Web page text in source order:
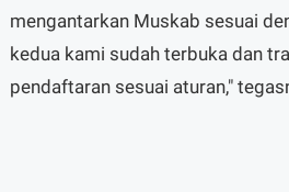
mengantarkan Muskab sesuai
kedua kami sudah terbuka dan
pendaftaran sesuai aturan,"